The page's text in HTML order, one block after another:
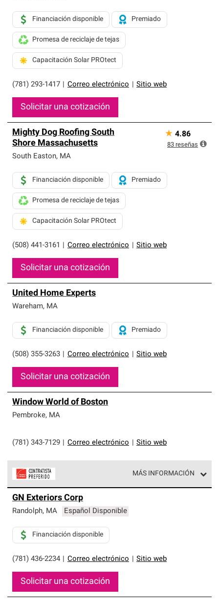
(781) 293-1417 Correo electrónico Sitio web
Financiación disponible Premiado
Promesa de reciclaje de tejas
Capacitación Solar PROtect
Solicitar una cotización
Mighty Dog Roofing South
Shore Massachusetts
South Easton, MA
(508) 441-3161 Correo electrónico Sitio web
Financiación disponible Premiado
Promesa de reciclaje de tejas
Capacitación Solar PROtect
Solicitar una cotización
★ 4.86
83 reseñas
United Home Experts
Wareham, MA
(508) 355-3263 Correo electrónico Sitio web
Financiación disponible Premiado
Solicitar una cotización
Window World of Boston
Pembroke, MA
(781) 343-7129 Correo electrónico Sitio web
MÁS INFORMACIÓN
parte de una red exclusiva de profesionales de techos
que cumplen con altos estándares y requisitos estrictos
GN Exteriors Corp
Randolph, MA Español Disponible
(781) 436-2234 Correo electrónico Sitio web
Financiación disponible
Solicitar una cotización